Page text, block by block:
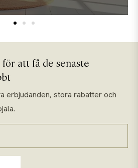
att få de senaste
erbjudanden, stora rabatter och